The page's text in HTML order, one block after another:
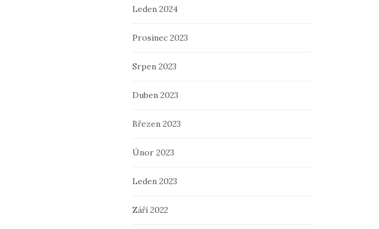
Leden 2024
Prosinec 2023
Srpen 2023
Duben 2023
Březen 2023
Únor 2023
Leden 2023
Září 2022